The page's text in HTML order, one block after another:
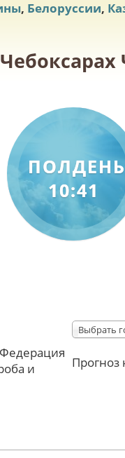
, Белоруссии,
ПОЛДЕНЬ
10:41
и
Выбрать
Прогноз